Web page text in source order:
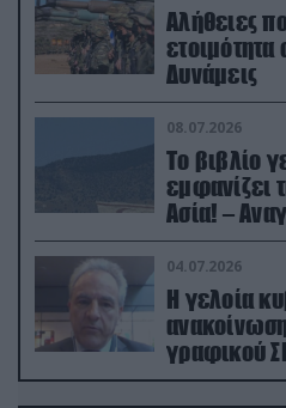
Αλήθειες
ετοιμότητα
Δυνάμεις
08.07.2026
Το βιβλίο
εμφανίζει
Ασία! –
04.07.2026
Η γελοία
γραφικού
Ρώσους